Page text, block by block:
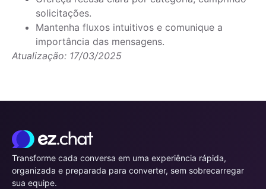
solicitações.
Mantenha fluxos intuitivos e comunique a
importância das mensagens.
Atualização: 17/03/2025
Transforme cada conversa em uma experiência rápida,
organizada e preparada para converter, sem sobrecarregar
sua equipe.